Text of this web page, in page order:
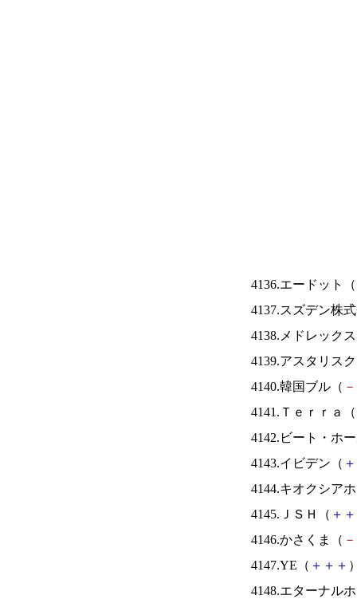
4136.エードット（
4137.スズデン株
4138.メドレック
4139.アスタリス
4140.韓国ブル（ －
4141.Ｔｅｒｒａ（
4142.ビート・ホ
4143.イビデン（ ＋
4144.キオクシア
4145.ＪＳＨ（ ＋ ＋
4146.かさくま（ －
4147.YE（ ＋ ＋ ＋
4148.エターナル